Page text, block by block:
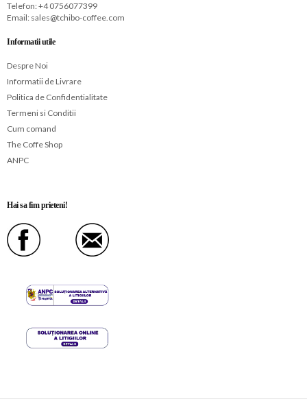
Telefon: +4 0756077399
Email: sales@tchibo-coffee.com
Informatii utile
Despre Noi
Informatii de Livrare
Politica de Confidentialitate
Termeni si Conditii
Cum comand
The Coffe Shop
ANPC
Hai sa fim prieteni!